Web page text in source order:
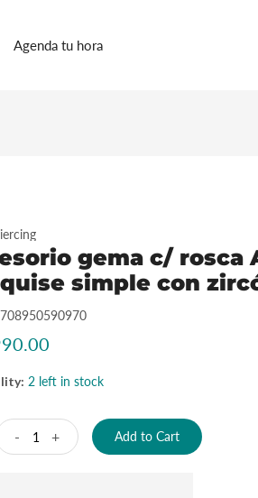
Agenda tu hora
gema c/ rosca
simple con
2 left in stock
- + Add to Cart